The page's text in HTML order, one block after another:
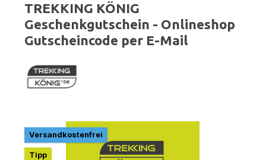
TREKKING KÖNIG
Geschenkgutschein - Onlineshop
Gutscheincode per E-Mail
Bildergalerie überspringen
Versandkostenfrei
Tipp